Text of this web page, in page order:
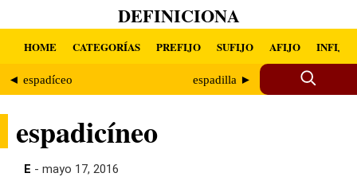
DEFINICIONA
HOME CATEGORÍAS PREFIJO SUFIJO AFIJO INFIJO
◄ espadíceo espadilla ►
espadicíneo
E - mayo 17, 2016